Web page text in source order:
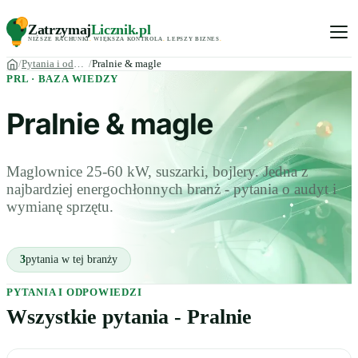
ZatrzymajLicznik.pl
NIŻSZE RACHUNKI. WIĘKSZA KONTROLA LEPSZY BIZNES
Pytania i odpowiedzi
Pralnie & magle
PRL · BAZA WIEDZY
Pralnie & magle
Maglownice 25-60 kW, suszarki, bojlery. Jedna z
najbardziej energochłonnych branż - pytania o audyt i
wymianę sprzętu.
3pytania w tej branży
PYTANIA I ODPOWIEDZI
Wszystkie pytania - Pralnie